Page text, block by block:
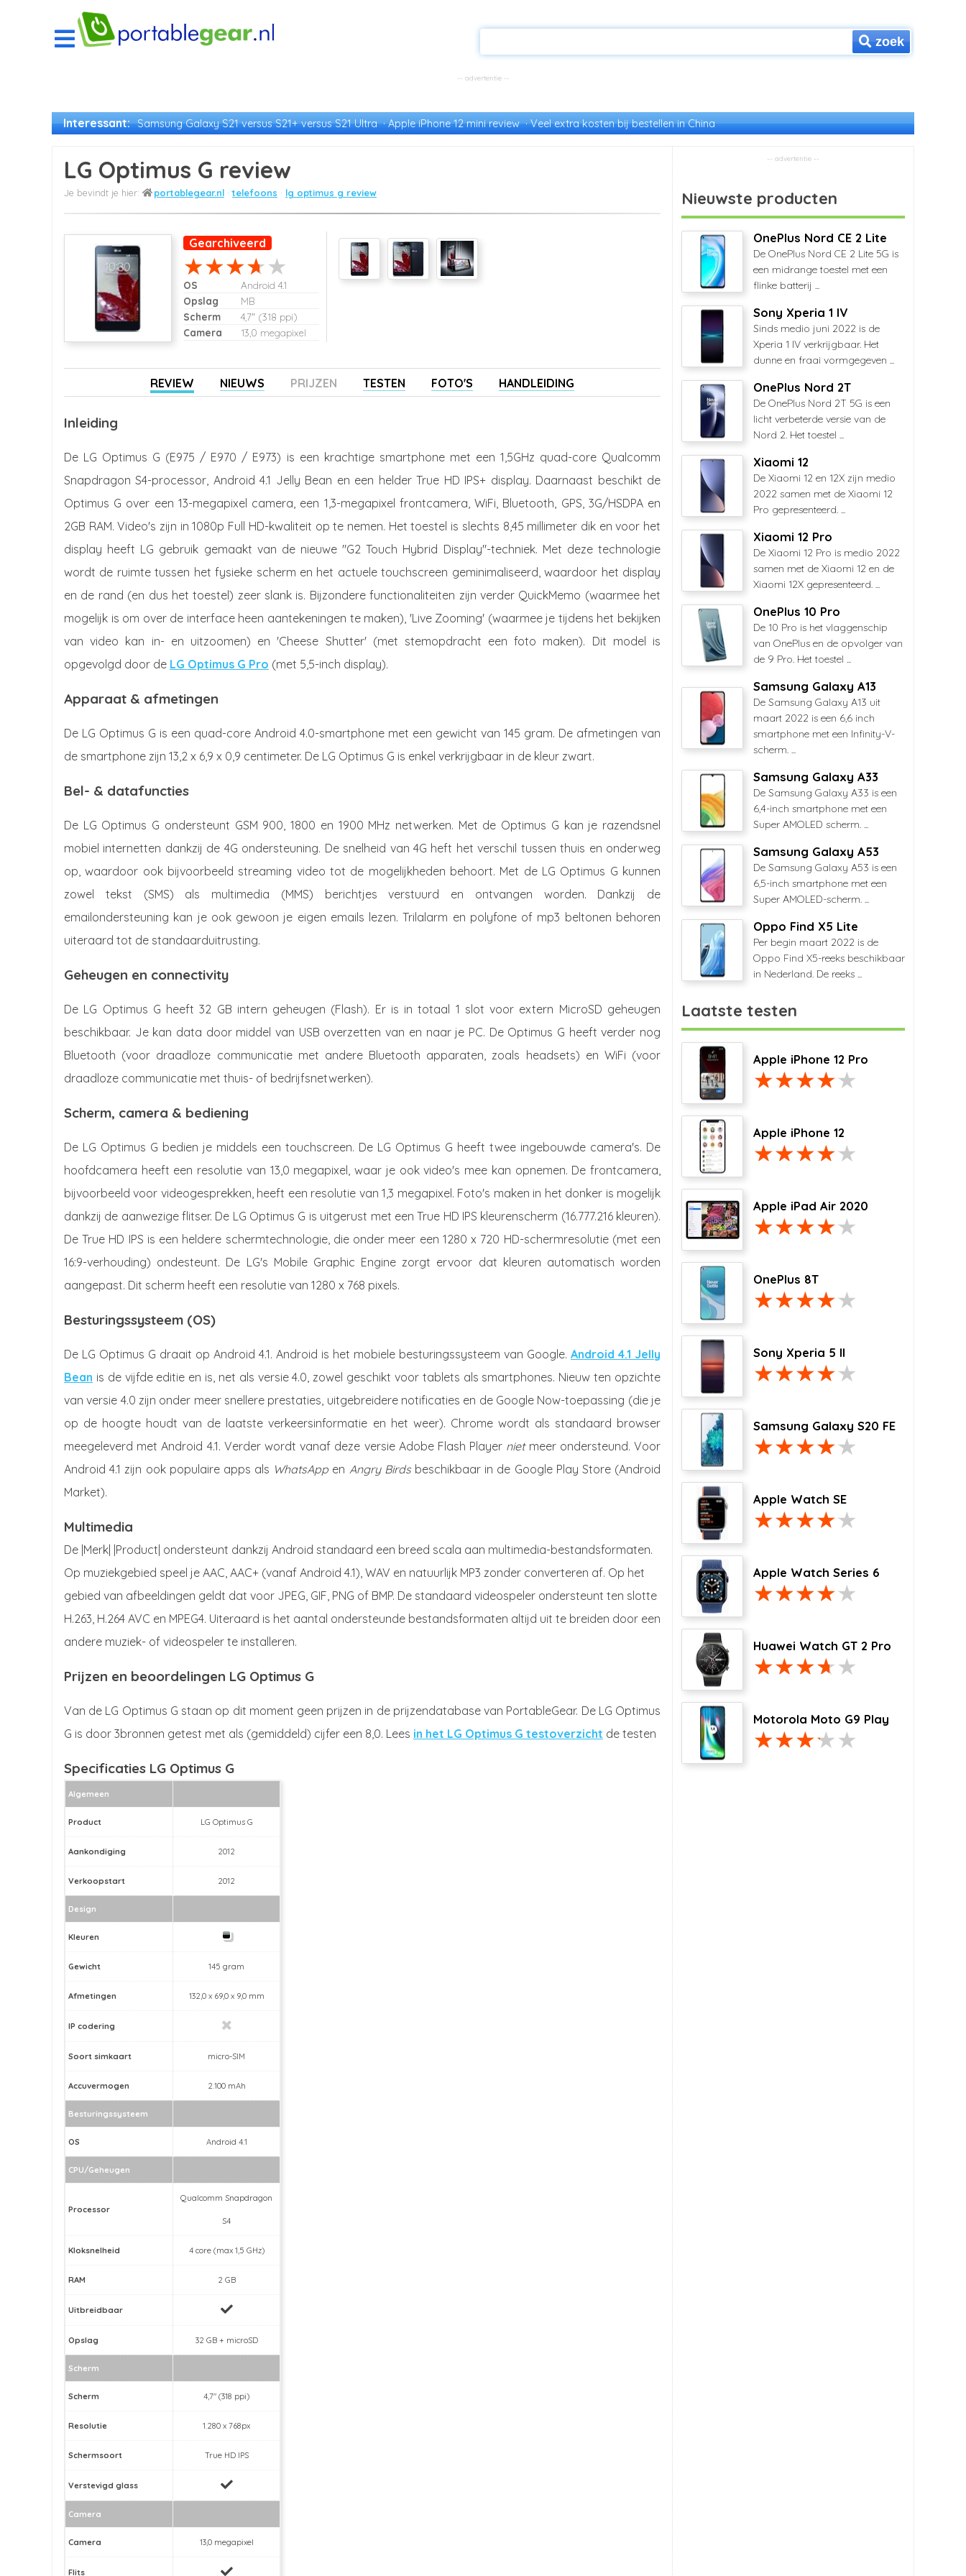
zoek
Interessant: Samsung Galaxy S21 versus S21+ versus S21 Ultra Apple iPhone 12 mini review Veel extra kosten bij bestellen in China
LG Optimus G review
portablegear.nl telefoons lg optimus g review
Gearchiveerd
OS
Android 4.1
Opslag
MB
Scherm
4,7" (318 ppi)
Camera
13,0 megapixel
REVIEW NIEUWS PRIJZEN TESTEN FOTO'S HANDLEIDING
Inleiding
De LG Optimus G (E975 / E970 / E973) is een krachtige smartphone met een 1,5GHz quad-core Qualcomm
Snapdragon S4-processor, Android 4.1 Jelly Bean en een helder True HD IPS+ display. Daarnaast beschikt de
Optimus G over een 13-megapixel camera, een 1,3-megapixel frontcamera, WiFi, Bluetooth, GPS, 3G/HSDPA en
2GB RAM. Video's zijn in 1080p Full HD-kwaliteit op te nemen. Het toestel is slechts 8,45 millimeter dik en voor het
display heeft LG gebruik gemaakt van de nieuwe "G2 Touch Hybrid Display"-techniek. Met deze technologie
wordt de ruimte tussen het fysieke scherm en het actuele touchscreen geminimaliseerd, waardoor het display
en de rand (en dus het toestel) zeer slank is. Bijzondere functionaliteiten zijn verder QuickMemo (waarmee het
mogelijk is om over de interface heen aantekeningen te maken), 'Live Zooming' (waarmee je tijdens het bekijken
van video kan in- en uitzoomen) en 'Cheese Shutter' (met stemopdracht een foto maken). Dit model is
opgevolgd door de LG Optimus G Pro (met 5,5-inch display).
Apparaat & afmetingen
De LG Optimus G is een quad-core Android 4.0-smartphone met een gewicht van 145 gram. De afmetingen van
de smartphone zijn 13,2 x 6,9 x 0,9 centimeter. De LG Optimus G is enkel verkrijgbaar in de kleur zwart.
Bel- & datafuncties
De LG Optimus G ondersteunt GSM 900, 1800 en 1900 MHz netwerken. Met de Optimus G kan je razendsnel
mobiel internetten dankzij de 4G ondersteuning. De snelheid van 4G heft het verschil tussen thuis en onderweg
op, waardoor ook bijvoorbeeld streaming video tot de mogelijkheden behoort. Met de LG Optimus G kunnen
zowel tekst (SMS) als multimedia (MMS) berichtjes verstuurd en ontvangen worden. Dankzij de
emailondersteuning kan je ook gewoon je eigen emails lezen. Trilalarm en polyfone of mp3 beltonen behoren
uiteraard tot de standaarduitrusting.
Geheugen en connectivity
De LG Optimus G heeft 32 GB intern geheugen (Flash). Er is in totaal 1 slot voor extern MicroSD geheugen
beschikbaar. Je kan data door middel van USB overzetten van en naar je PC. De Optimus G heeft verder nog
Bluetooth (voor draadloze communicatie met andere Bluetooth apparaten, zoals headsets) en WiFi (voor
draadloze communicatie met thuis- of bedrijfsnetwerken).
Scherm, camera & bediening
De LG Optimus G bedien je middels een touchscreen. De LG Optimus G heeft twee ingebouwde camera's. De
hoofdcamera heeft een resolutie van 13,0 megapixel, waar je ook video's mee kan opnemen. De frontcamera,
bijvoorbeeld voor videogesprekken, heeft een resolutie van 1,3 megapixel. Foto's maken in het donker is mogelijk
dankzij de aanwezige flitser. De LG Optimus G is uitgerust met een True HD IPS kleurenscherm (16.777.216 kleuren).
De True HD IPS is een heldere schermtechnologie, die onder meer een 1280 x 720 HD-schermresolutie (met een
16:9-verhouding) ondesteunt. De LG's Mobile Graphic Engine zorgt ervoor dat kleuren automatisch worden
aangepast. Dit scherm heeft een resolutie van 1280 x 768 pixels.
Besturingssysteem (OS)
De LG Optimus G draait op Android 4.1. Android is het mobiele besturingssysteem van Google. Android 4.1 Jelly
Bean is de vijfde editie en is, net als versie 4.0, zowel geschikt voor tablets als smartphones. Nieuw ten opzichte
van versie 4.0 zijn onder meer snellere prestaties, uitgebreidere notificaties en de Google Now-toepassing (die je
op de hoogte houdt van de laatste verkeersinformatie en het weer). Chrome wordt als standaard browser
meegeleverd met Android 4.1. Verder wordt vanaf deze versie Adobe Flash Player nietmeer ondersteund. Voor
Android 4.1 zijn ook populaire apps als WhatsApp en Angry Birdsbeschikbaar in de Google Play Store (Android
Market).
Multimedia
De |Merk| |Product| ondersteunt dankzij Android standaard een breed scala aan multimedia-bestandsformaten.
Op muziekgebied speel je AAC, AAC+ (vanaf Android 4.1), WAV en natuurlijk MP3 zonder converteren af. Op het
gebied van afbeeldingen geldt dat voor JPEG, GIF, PNG of BMP. De standaard videospeler ondersteunt ten slotte
H.263, H.264 AVC en MPEG4. Uiteraard is het aantal ondersteunde bestandsformaten altijd uit te breiden door een
andere muziek- of videospeler te installeren.
Prijzen en beoordelingen LG Optimus G
Van de LG Optimus G staan op dit moment geen prijzen in de prijzendatabase van PortableGear. De LG Optimus
G is door 3bronnen getest met als (gemiddeld) cijfer een 8,0. Lees in het LG Optimus G testoverzicht de testen
Specificaties LG Optimus G
Algemeen
Product LG Optimus G
Aankondiging 2012
Verkoopstart 2012
Design
Kleuren
Gewicht 145 gram
Afmetingen 132,0 x 69,0 x 9,0 mm
IP codering
Soort simkaart micro-SIM
Accuvermogen 2.100 mAh
Besturingssysteem
OS Android 4.1
CPU/Geheugen
Processor
Qualcomm Snapdragon
S4
Kloksnelheid 4 core (max 1,5 GHz)
RAM 2 GB
Uitbreidbaar
Opslag 32 GB + microSD
Scherm
Scherm 4,7" (318 ppi)
Resolutie 1.280 x 768px
Schermsoort True HD IPS
Verstevigd glass
Camera
Camera 13,0 megapixel
Flits
Nieuwste producten
OnePlus Nord CE 2 Lite
De OnePlus Nord CE 2 Lite 5G is
een midrange toestel met een
flinke batterij ...
Sony Xperia 1 IV
Sinds medio juni 2022 is de
Xperia 1 IV verkrijgbaar. Het
dunne en fraai vormgegeven ...
OnePlus Nord 2T
De OnePlus Nord 2T 5G is een
licht verbeterde versie van de
Nord 2. Het toestel ...
Xiaomi 12
De Xiaomi 12 en 12X zijn medio
2022 samen met de Xiaomi 12
Pro gepresenteerd. ...
Xiaomi 12 Pro
De Xiaomi 12 Pro is medio 2022
samen met de Xiaomi 12 en de
Xiaomi 12X gepresenteerd. ...
OnePlus 10 Pro
De 10 Pro is het vlaggenschip
van OnePlus en de opvolger van
de 9 Pro. Het toestel ...
Samsung Galaxy A13
De Samsung Galaxy A13 uit
maart 2022 is een 6,6 inch
smartphone met een Infinity-V-
scherm. ...
Samsung Galaxy A33
De Samsung Galaxy A33 is een
6,4-inch smartphone met een
Super AMOLED scherm. ...
Samsung Galaxy A53
De Samsung Galaxy A53 is een
6,5-inch smartphone met een
Super AMOLED-scherm. ...
Oppo Find X5 Lite
Per begin maart 2022 is de
Oppo Find X5-reeks beschikbaar
in Nederland. De reeks ...
Laatste testen
Apple iPhone 12 Pro
Apple iPhone 12
Apple iPad Air 2020
OnePlus 8T
Sony Xperia 5 II
Samsung Galaxy S20 FE
Apple Watch SE
Apple Watch Series 6
Huawei Watch GT 2 Pro
Motorola Moto G9 Play